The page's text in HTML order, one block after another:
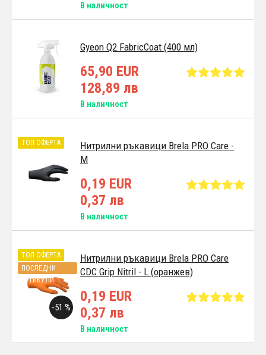
В наличност
Gyeon Q2 FabricCoat (400 мл)
65,90 EUR
128,89 лв
В наличност
Нитрилни ръкавици Brela PRO Care -
M
ТОП ОФЕРТА
0,19 EUR
0,37 лв
В наличност
Нитрилни ръкавици Brela PRO Care
CDC Grip Nitril - L (оранжев)
-51 %
ТОП ОФЕРТА
ПОСЛЕДНИ
АРТИКУЛИ
0,19 EUR
0,37 лв
В наличност